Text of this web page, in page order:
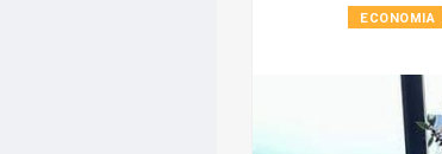
ECONOMIA